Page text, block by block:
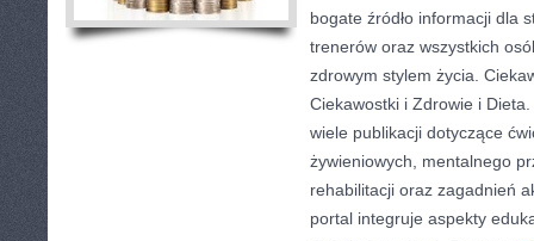
bogate źródło informacji dla
trenerów oraz wszystkich
zdrowym stylem życia.
Ciekawostki i Zdrowie i
wiele publikacji dotyczące
żywieniowych, mentalnego
rehabilitacji oraz zagadnień
portal integruje aspekty